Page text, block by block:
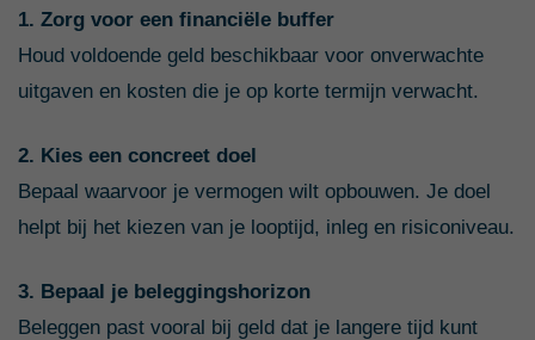
1. Zorg voor een financiële buffer
Houd voldoende geld beschikbaar voor onverwachte
uitgaven en kosten die je op korte termijn verwacht.
2. Kies een concreet doel
Bepaal waarvoor je vermogen wilt opbouwen. Je doel
helpt bij het kiezen van je looptijd, inleg en risiconiveau.
3. Bepaal je beleggingshorizon
Beleggen past vooral bij geld dat je langere tijd kunt